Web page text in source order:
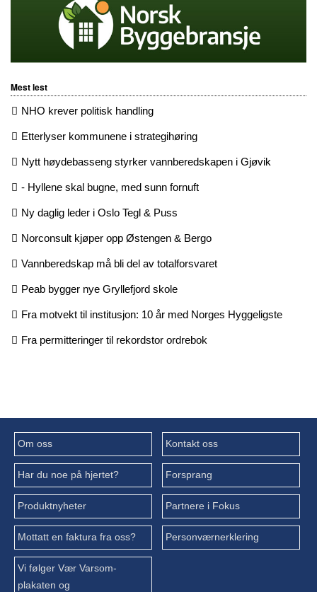
Mest lest
NHO krever politisk handling
Etterlyser kommunene i strategihøring
Nytt høydebasseng styrker vannberedskapen i Gjøvik
- Hyllene skal bugne, med sunn fornuft
Ny daglig leder i Oslo Tegl & Puss
Norconsult kjøper opp Østengen & Bergo
Vannberedskap må bli del av totalforsvaret
Peab bygger nye Gryllefjord skole
Fra motvekt til institusjon: 10 år med Norges Hyggeligste
Fra permitteringer til rekordstor ordrebok
Om oss Kontakt oss
Har du noe på hjertet? Forsprang
Produktnyheter Partnere i Fokus
Mottatt en faktura fra oss? Personværnerklering
Vi følger Vær Varsom-
plakaten og